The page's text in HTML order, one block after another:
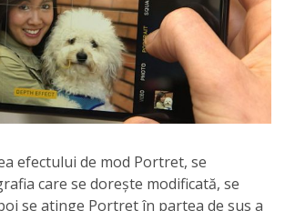
efectului de mod Portret, se
care se dorește modificată, se
se atinge Portret în partea de sus a